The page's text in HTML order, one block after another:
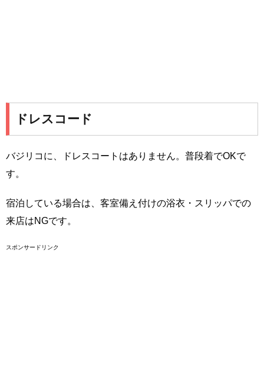
ドレスコード
バジリコに、ドレスコートはありません。普段着でOKで
す。
宿泊している場合は、客室備え付けの浴衣・スリッパでの
来店はNGです。
スポンサードリンク